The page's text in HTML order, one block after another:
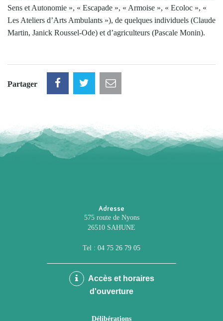
Sens et Autonomie », « Escapade », « Armoise », « Ecoloc », «
Les Ateliers d’Arts Ambulants »), de quelques individuels (Claude
Martin, Janick Roussel-Ode) et d’agriculteurs (Pascale Monin).
Partager
Adresse
575 route de Nyons
26510 SAHUNE
Tel : 04 75 26 79 05
Accès et horaires
d'ouverture
Délibérations